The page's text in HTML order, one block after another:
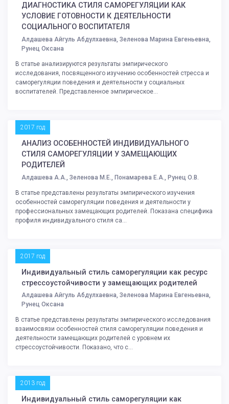
ДИАГНОСТИКА СТИЛЯ САМОРЕГУЛЯЦИИ КАК
УСЛОВИЕ ГОТОВНОСТИ К ДЕЯТЕЛЬНОСТИ
СОЦИАЛЬНОГО ВОСПИТАТЕЛЯ
Алдашева Айгуль Абдулхаевна, Зеленова Марина Евгеньевна,
Рунец Оксана
В статье анализируются результаты эмпирического
исследования, посвященного изучению особенностей стресса и
саморегуляции поведения и деятельности у социальных
воспитателей. Представленное эмпирическое...
2017 год
АНАЛИЗ ОСОБЕННОСТЕЙ ИНДИВИДУАЛЬНОГО
СТИЛЯ САМОРЕГУЛЯЦИИ У ЗАМЕЩАЮЩИХ
РОДИТЕЛЕЙ
Алдашева А.А., Зеленова М.Е., Понамарева Е.А., Рунец О.В.
В статье представлены результаты эмпирического изучения
особенностей саморегуляции поведения и деятельности у
профессиональных замещающих родителей. Показана специфика
профиля индивидуального стиля са...
2017 год
Индивидуальный стиль саморегуляции как ресурс
стрессоустойчивости у замещающих родителей
Алдашева Айгуль Абдулхаевна, Зеленова Марина Евгеньевна,
Рунец Оксана
В статье представлены результаты эмпирического исследования
взаимосвязи особенностей стиля саморегуляции поведения и
деятельности замещающих родителей с уровнем их
стрессоустойчивости. Показано, что с...
2013 год
Индивидуальный стиль саморегуляции как